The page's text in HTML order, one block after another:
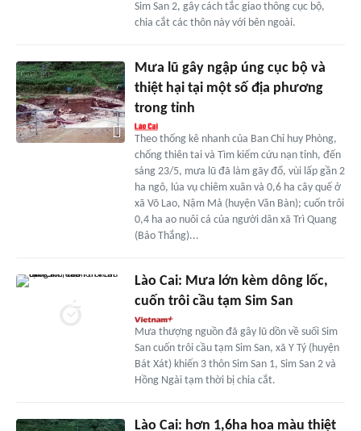
Sim San 2, gây cách tắc giao thông cục bộ,
chia cắt các thôn này với bên ngoài.
Mưa lũ gây ngập úng cục bộ và
thiệt hại tại một số địa phương
trong tỉnh
Theo thống kê nhanh của Ban Chỉ huy Phòng,
chống thiên tai và Tìm kiếm cứu nạn tỉnh, đến
sáng 23/5, mưa lũ đã làm gãy đổ, vùi lấp gần 2
ha ngô, lúa vụ chiêm xuân và 0,6 ha cây quế ở
xã Võ Lao, Nậm Mả (huyện Văn Bàn); cuốn trôi
0,4 ha ao nuôi cá của người dân xã Trì Quang
(Bảo Thắng)...
Lào Cai: Mưa lớn kèm dông lốc,
cuốn trôi cầu tạm Sim San
Mưa thượng nguồn đã gây lũ dồn về suối Sim
San cuốn trôi cầu tạm Sim San, xã Y Tý (huyện
Bát Xát) khiến 3 thôn Sim San 1, Sim San 2 và
Hồng Ngài tạm thời bị chia cắt.
Lào Cai: hơn 1,6ha hoa màu thiệt